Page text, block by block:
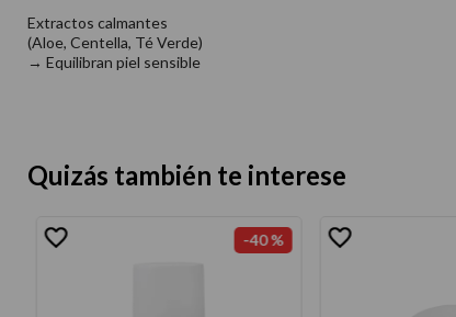
Extractos calmantes
(Aloe, Centella, Té Verde)
→ Equilibran piel sensible
Quizás también te interese
-40 %